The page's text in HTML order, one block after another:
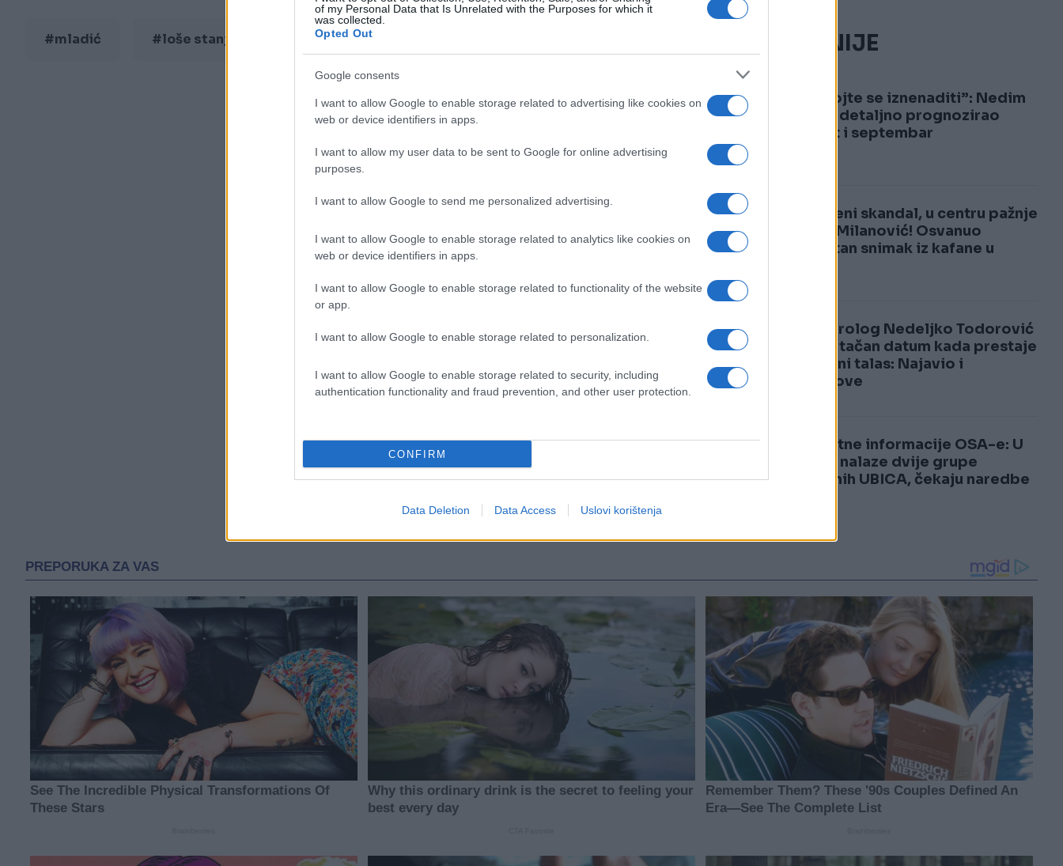
of my Personal Data that Is Unrelated with the Purposes for which it
was collected.
Opted Out
Google consents
I want to allow Google to enable storage related to advertising like cookies on
web or device identifiers in apps.
I want to allow my user data to be sent to Google for online advertising
purposes.
I want to allow Google to send me personalized advertising.
I want to allow Google to enable storage related to analytics like cookies on
web or device identifiers in apps.
I want to allow Google to enable storage related to functionality of the website
or app.
I want to allow Google to enable storage related to personalization.
I want to allow Google to enable storage related to security, including
authentication functionality and fraud prevention, and other user protection.
CONFIRM
Data Deletion Data Access Uslovi korištenja
#mladić #loše stanje NAJČITANIJE
1
“Nemojte se iznenaditi”: Nedim
Sladić detaljno prognozirao
avgust i septembar
2
Neviđeni skandal, u centru pažnje
Zoran Milanović! Osvanuo
šokantan snimak iz kafane u
3
Meteorolog Nedeljko Todorović
otkrio tačan datum kada prestaje
toplotni talas: Najavio i
pljuskove
4
Šokantne informacije OSA-e: U
BiH se nalaze dvije grupe
plaćenih UBICA, čekaju naredbe